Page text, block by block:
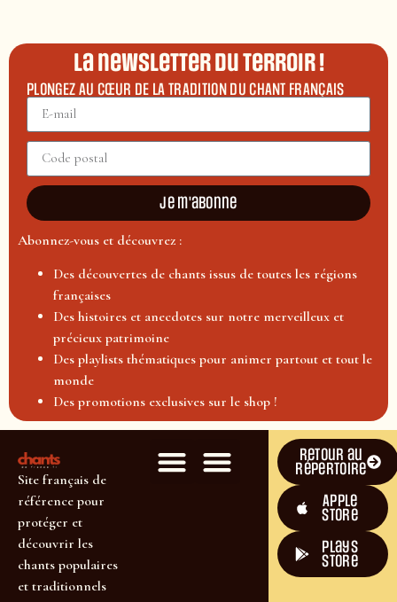
La newsletter du terroir !
PLONGEZ AU CŒUR DE LA TRADITION DU CHANT FRANÇAIS
Je m'abonne
Abonnez-vous et découvrez :
Des découvertes de chants issus de toutes les régions
françaises
Des histoires et anecdotes sur notre merveilleux et
précieux patrimoine
Des playlists thématiques pour animer partout et tout le
monde
Des promotions exclusives sur le shop !
Site français de
référence pour
protéger et
découvrir les
chants populaires
et traditionnels
Retour au
répertoire
Apple
Store
plays
store